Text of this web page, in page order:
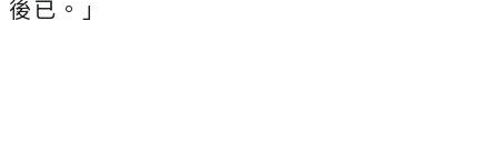
後已。」